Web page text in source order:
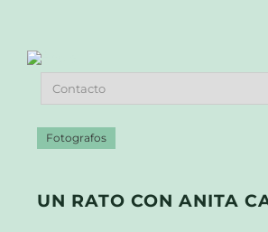
Fotografos
UN RATO CON ANITA